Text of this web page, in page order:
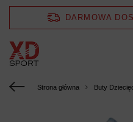
DARMOWA
Strona główna Buty